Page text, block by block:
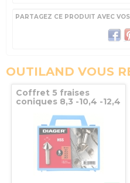
PARTAGEZ CE PRODUIT AVEC
OUTILAND VOUS
Coffret 5 fraises
coniques 8,3 -10,4 -12,4